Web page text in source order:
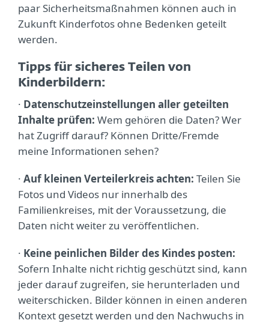
paar Sicherheitsmaßnahmen können auch in
Zukunft Kinderfotos ohne Bedenken geteilt
werden.
Tipps für sicheres Teilen von
Kinderbildern:
· Datenschutzeinstellungen aller geteilten
Inhalte prüfen: Wem gehören die Daten? Wer
hat Zugriff darauf? Können Dritte/Fremde
meine Informationen sehen?
· Auf kleinen Verteilerkreis achten: Teilen Sie
Fotos und Videos nur innerhalb des
Familienkreises, mit der Voraussetzung, die
Daten nicht weiter zu veröffentlichen.
· Keine peinlichen Bilder des Kindes posten:
Sofern Inhalte nicht richtig geschützt sind, kann
jeder darauf zugreifen, sie herunterladen und
weiterschicken. Bilder können in einen anderen
Kontext gesetzt werden und den Nachwuchs in